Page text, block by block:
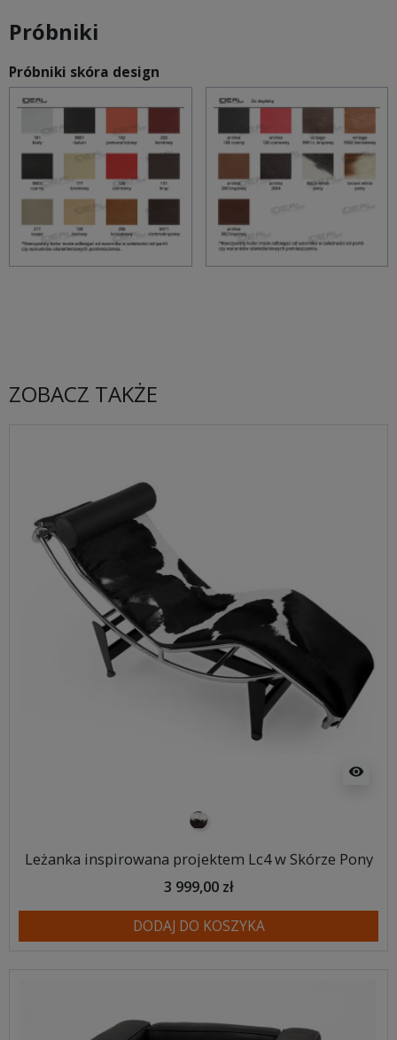
Próbniki
Próbniki skóra design
ZOBACZ TAKŻE
visibility
pony
Leżanka inspirowana projektem Lc4 w Skórze Pony
3 999,00 zł
DODAJ DO KOSZYKA